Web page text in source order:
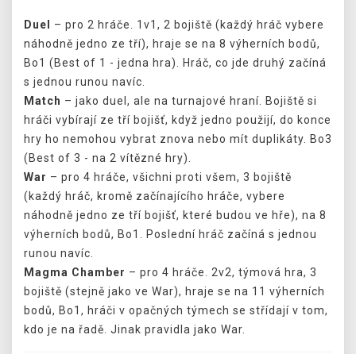
Duel
– pro 2 hráče. 1v1, 2 bojiště (každý hráč vybere
náhodně jedno ze tří), hraje se na 8 výherních bodů,
Bo1 (Best of 1 - jedna hra). Hráč, co jde druhý začíná
s jednou runou navíc.
Match – jako duel, ale na turnajové hraní. Bojiště si
hráči vybírají ze tří bojišť, když jedno použijí, do konce
hry ho nemohou vybrat znova nebo mít duplikáty. Bo3
(Best of 3 - na 2 vítězné hry).
War – pro 4 hráče, všichni proti všem, 3 bojiště
(každý hráč, kromě začínajícího hráče, vybere
náhodně jedno ze tří bojišť, které budou ve hře), na 8
výherních bodů, Bo1. Poslední hráč začíná s jednou
runou navíc.
Magma Chamber – pro 4 hráče. 2v2, týmová hra, 3
bojiště (stejně jako ve War), hraje se na 11 výherních
bodů, Bo1, hráči v opačných týmech se střídají v tom,
kdo je na řadě. Jinak pravidla jako War.